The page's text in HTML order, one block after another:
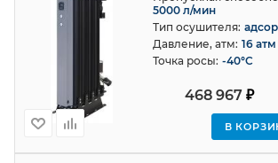
468 967₽
В
5000 л/мин
Тип осушителя:
Давление, атм: 16 атм
Точка росы: -40°C